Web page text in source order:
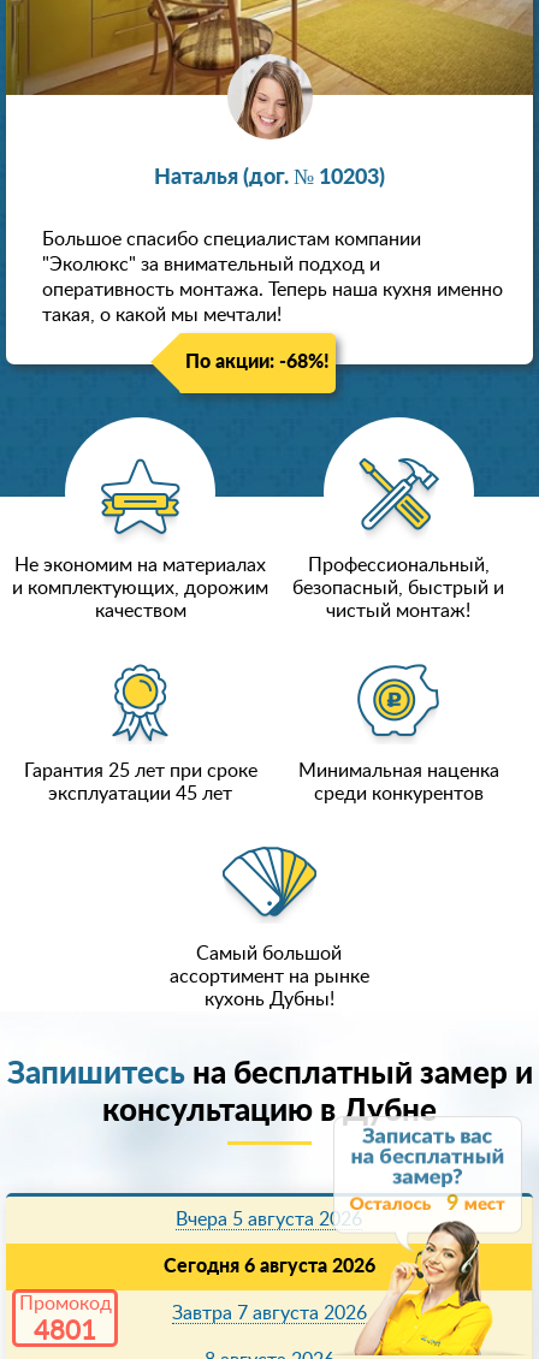
9
Промокод
4801
Наталья (дог. № 10203)
Большое спасибо специалистам компании
"Эколюкс" за внимательный подход и
оперативность монтажа. Теперь наша кухня именно
такая, о какой мы мечтали!
По акции: -68%!
Не экономим на материалах
и комплектующих, дорожим
качеством
Профессиональный,
безопасный, быстрый и
чистый монтаж!
Гарантия 25 лет при сроке
эксплуатации 45 лет
Минимальная наценка
среди конкурентов
Самый большой
ассортимент на рынке
кухонь Дубны!
Запишитесьна бесплатный замер и
консультацию в Дубне
Вчера 5 августа 2026
Сегодня 6 августа 2026
Завтра 7 августа 2026